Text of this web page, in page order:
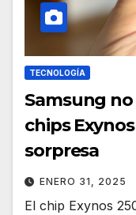
TECNOLOGÍA
Samsung
chips
sorpresa
ENERO 31, 2025
El chip Exynos